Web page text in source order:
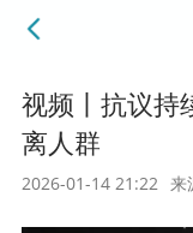
视频丨抗议持
离人群
2026-01-14 21:22 来